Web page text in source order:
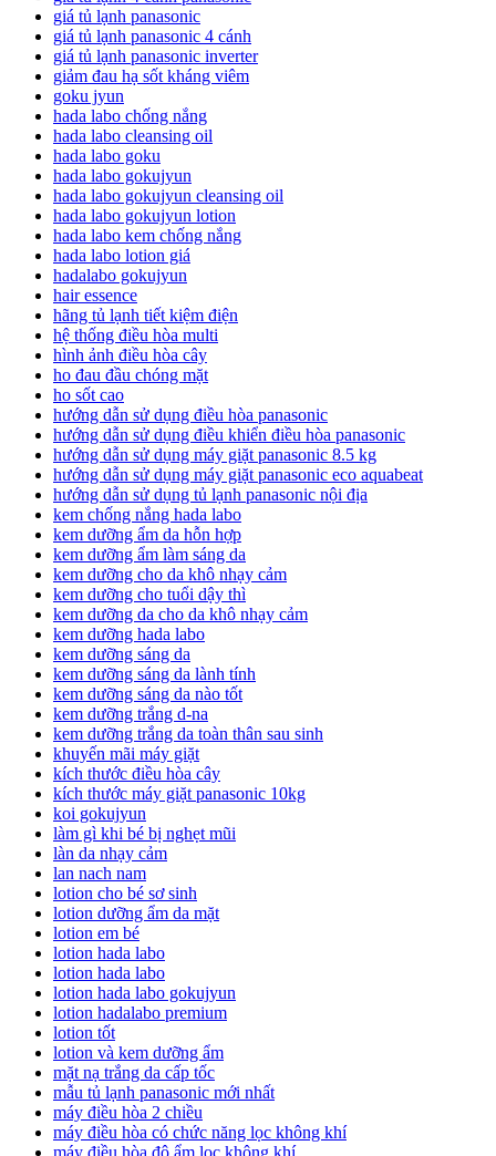
giá tủ lạnh panasonic
giá tủ lạnh panasonic 4 cánh
giá tủ lạnh panasonic inverter
giảm đau hạ sốt kháng viêm
goku jyun
hada labo chống nắng
hada labo cleansing oil
hada labo goku
hada labo gokujyun
hada labo gokujyun cleansing oil
hada labo gokujyun lotion
hada labo kem chống nắng
hada labo lotion giá
hadalabo gokujyun
hair essence
hãng tủ lạnh tiết kiệm điện
hệ thống điều hòa multi
hình ảnh điều hòa cây
ho đau đầu chóng mặt
ho sốt cao
hướng dẫn sử dụng điều hòa panasonic
hướng dẫn sử dụng điều khiển điều hòa panasonic
hướng dẫn sử dụng máy giặt panasonic 8.5 kg
hướng dẫn sử dụng máy giặt panasonic eco aquabeat
hướng dẫn sử dụng tủ lạnh panasonic nội địa
kem chống nắng hada labo
kem dưỡng ẩm da hỗn hợp
kem dưỡng ẩm làm sáng da
kem dưỡng cho da khô nhạy cảm
kem dưỡng cho tuổi dậy thì
kem dưỡng da cho da khô nhạy cảm
kem dưỡng hada labo
kem dưỡng sáng da
kem dưỡng sáng da lành tính
kem dưỡng sáng da nào tốt
kem dưỡng trắng d-na
kem dưỡng trắng da toàn thân sau sinh
khuyến mãi máy giặt
kích thước điều hòa cây
kích thước máy giặt panasonic 10kg
koi gokujyun
làm gì khi bé bị nghẹt mũi
làn da nhạy cảm
lan nach nam
lotion cho bé sơ sinh
lotion dưỡng ẩm da mặt
lotion em bé
lotion hada labo
lotion hada labo
lotion hada labo gokujyun
lotion hadalabo premium
lotion tốt
lotion và kem dưỡng ẩm
mặt nạ trắng da cấp tốc
mẫu tủ lạnh panasonic mới nhất
máy điều hòa 2 chiều
máy điều hòa có chức năng lọc không khí
máy điều hòa độ ẩm lọc không khí